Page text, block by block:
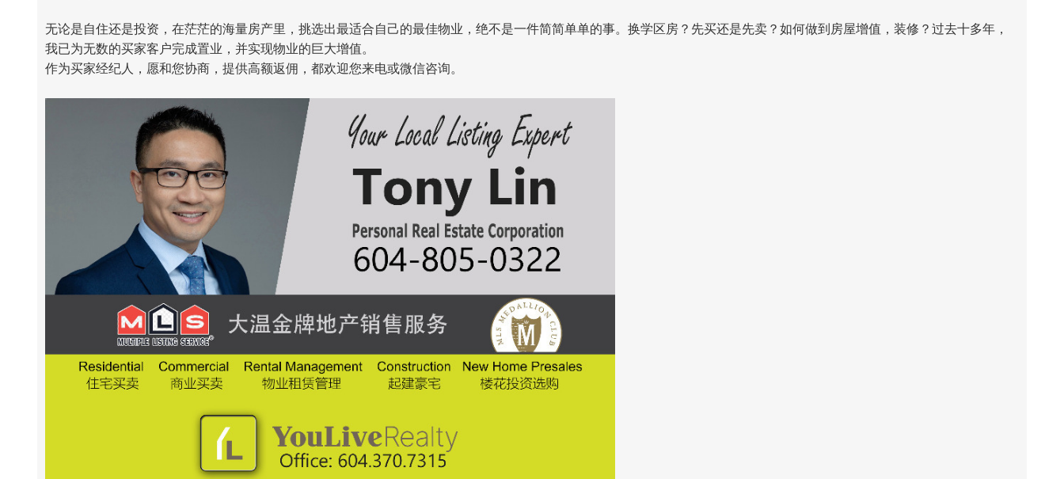
无论是自住还是投资，在茫茫的海量房产里，挑选出最适合自己的最佳物业，绝不是一件简简单单的事。换学区房？先买还是先卖？如何做到房屋增值，装修？过去十多年，
我已为无数的买家客户完成置业，并实现物业的巨大增值。
作为买家经纪人，愿和您协商，提供高额返佣，都欢迎您来电或微信咨询。